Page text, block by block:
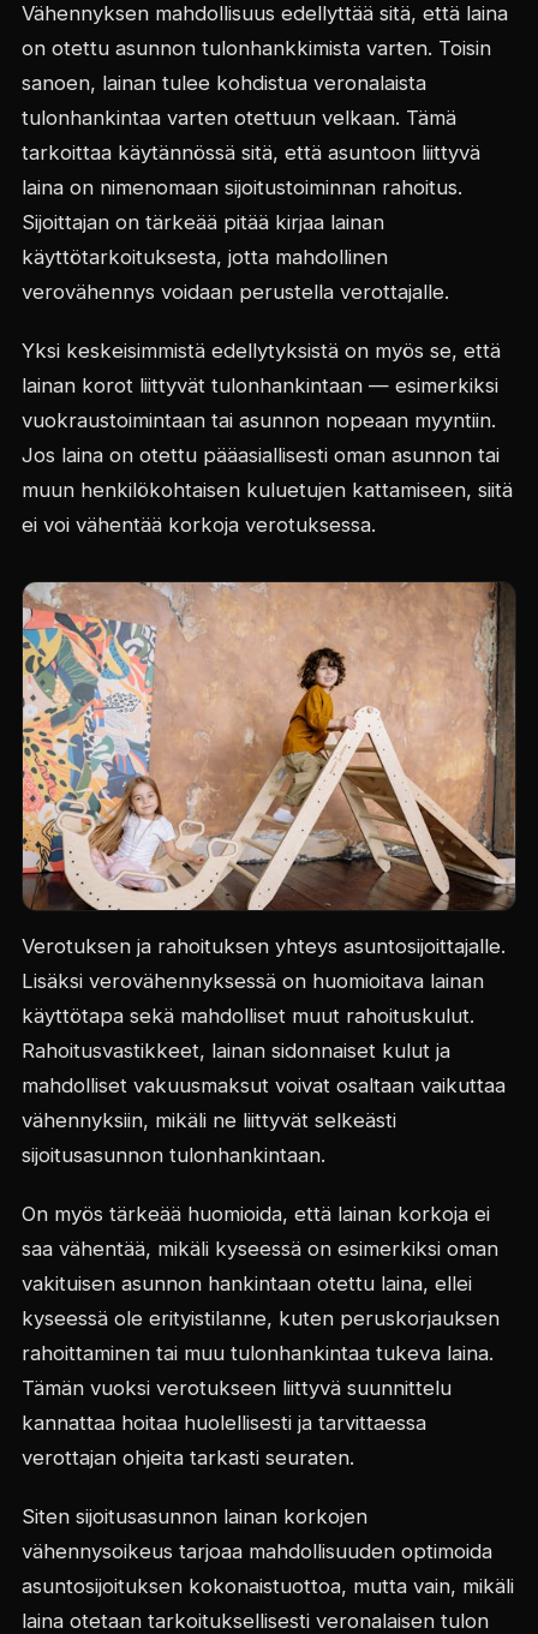
Vähennyksen mahdollisuus edellyttää sitä, että laina
on otettu asunnon tulonhankkimista varten. Toisin
sanoen, lainan tulee kohdistua veronalaista
tulonhankintaa varten otettuun velkaan. Tämä
tarkoittaa käytännössä sitä, että asuntoon liittyvä
laina on nimenomaan sijoitustoiminnan rahoitus.
Sijoittajan on tärkeää pitää kirjaa lainan
käyttötarkoituksesta, jotta mahdollinen
verovähennys voidaan perustella verottajalle.
Yksi keskeisimmistä edellytyksistä on myös se, että
lainan korot liittyvät tulonhankintaan — esimerkiksi
vuokraustoimintaan tai asunnon nopeaan myyntiin.
Jos laina on otettu pääasiallisesti oman asunnon tai
muun henkilökohtaisen kuluetujen kattamiseen, siitä
ei voi vähentää korkoja verotuksessa.
Verotuksen ja rahoituksen yhteys asuntosijoittajalle.
Lisäksi verovähennyksessä on huomioitava lainan
käyttötapa sekä mahdolliset muut rahoituskulut.
Rahoitusvastikkeet, lainan sidonnaiset kulut ja
mahdolliset vakuusmaksut voivat osaltaan vaikuttaa
vähennyksiin, mikäli ne liittyvät selkeästi
sijoitusasunnon tulonhankintaan.
On myös tärkeää huomioida, että lainan korkoja ei
saa vähentää, mikäli kyseessä on esimerkiksi oman
vakituisen asunnon hankintaan otettu laina, ellei
kyseessä ole erityistilanne, kuten peruskorjauksen
rahoittaminen tai muu tulonhankintaa tukeva laina.
Tämän vuoksi verotukseen liittyvä suunnittelu
kannattaa hoitaa huolellisesti ja tarvittaessa
verottajan ohjeita tarkasti seuraten.
Siten sijoitusasunnon lainan korkojen
vähennysoikeus tarjoaa mahdollisuuden optimoida
asuntosijoituksen kokonaistuottoa, mutta vain, mikäli
laina otetaan tarkoituksellisesti veronalaisen tulon